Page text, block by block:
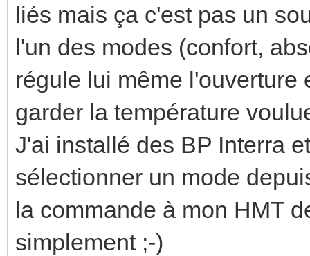
liés mais ça c'est pas un
l'un des modes (confort,
régule lui même l'ouverture
garder la température
J'ai installé des BP Interra
sélectionner un mode
la commande à mon HMT
simplement ;-)